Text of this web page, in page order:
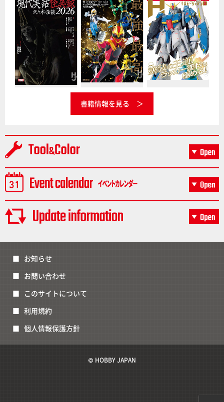
書籍情報を見る
お知らせ
お問い合わせ
このサイトについて
利用規約
個人情報保護方針
© HOBBY JAPAN